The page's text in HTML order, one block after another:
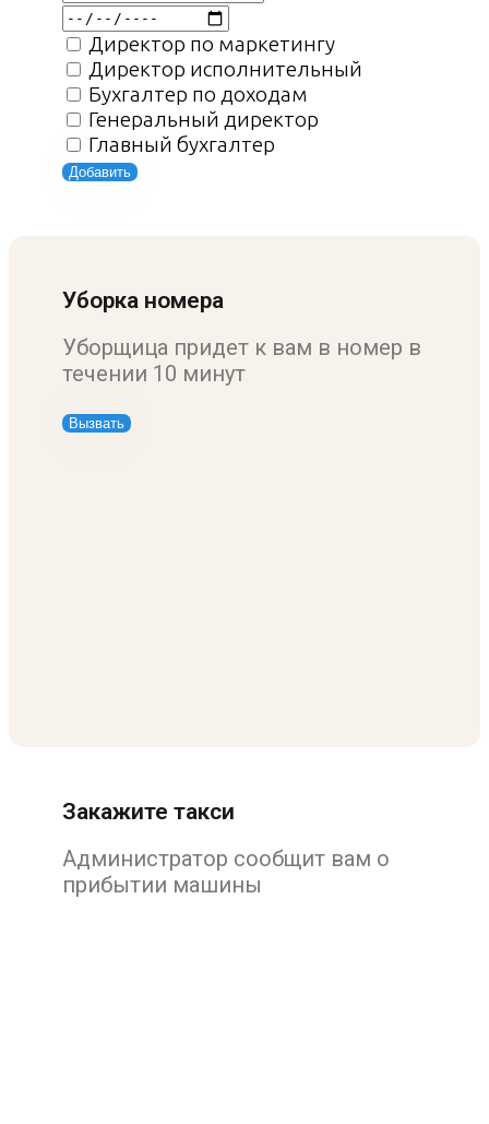
Директор по маркетингу
Директор исполнительный
Бухгалтер по доходам
Генеральный директор
Главный бухгалтер
Добавить
Уборка номера
Уборщица придет к вам в номер в
течении 10 минут
Вызвать
Закажите такси
Администратор сообщит вам о
прибытии машины